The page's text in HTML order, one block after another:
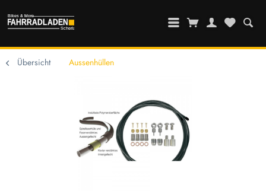
Übersicht Aussenhüllen